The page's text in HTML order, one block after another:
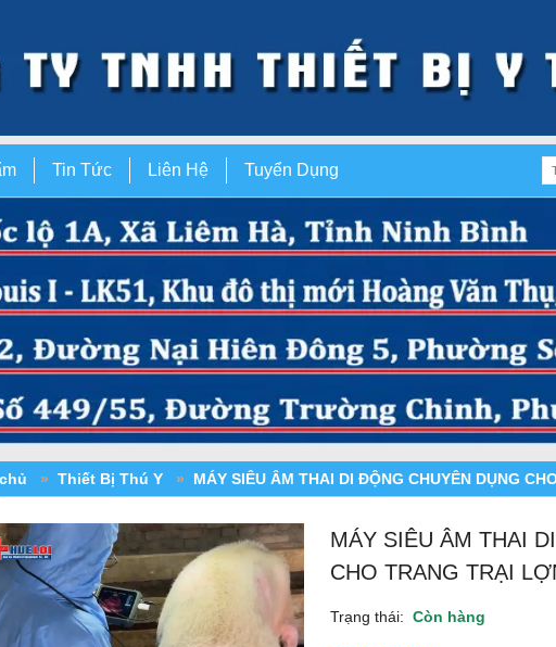
Tin Tức Liên Hệ Tuyển Dụng
chủ » Thiết Bị Thú Y » MÁY SIÊU ÂM THAI DI ĐỘNG CHUYÊN DỤNG
MÁY SIÊU ÂM THAI
CHO TRANG TRẠI
Trạng thái: Còn hàng